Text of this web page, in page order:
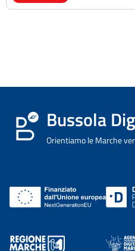
Bussola
Orientiamo le Marche